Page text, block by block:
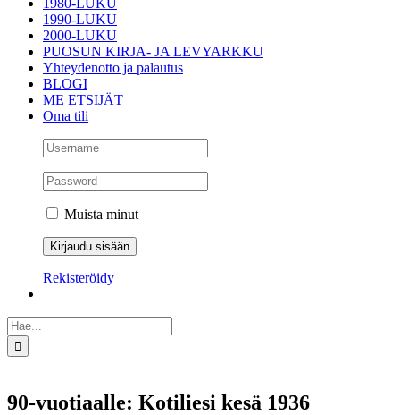
1980-LUKU
1990-LUKU
2000-LUKU
PUOSUN KIRJA- JA LEVYARKKU
Yhteydenotto ja palautus
BLOGI
ME ETSIJÄT
Oma tili
Muista minut
Rekisteröidy
Etsi
...
90-vuotiaalle: Kotiliesi kesä 1936